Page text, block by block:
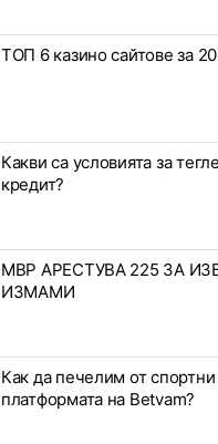
ТОП 6 казино сайтове за
Какви са условията за
кредит?
МВР АРЕСТУВА 225 ЗА
ИЗМАМИ
Как да печелим от спортни
платформата на Betvam?